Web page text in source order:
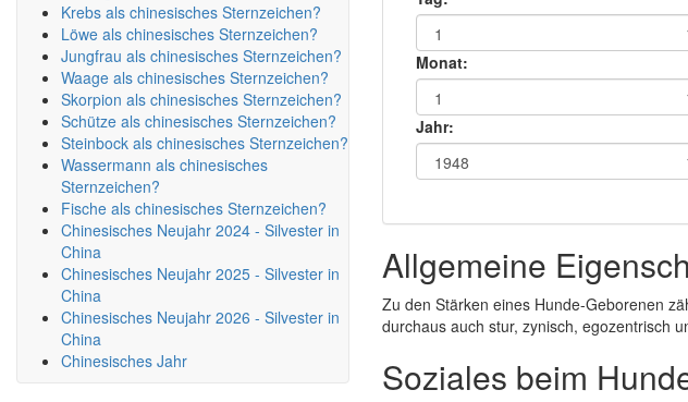
Krebs als chinesisches Sternzeichen?
Löwe als chinesisches Sternzeichen?
Jungfrau als chinesisches Sternzeichen?
Waage als chinesisches Sternzeichen?
Skorpion als chinesisches Sternzeichen?
Schütze als chinesisches Sternzeichen?
Steinbock als chinesisches Sternzeichen?
Wassermann als chinesisches
Sternzeichen?
Fische als chinesisches Sternzeichen?
Chinesisches Neujahr 2024 - Silvester in
China
Chinesisches Neujahr 2025 - Silvester in
China
Chinesisches Neujahr 2026 - Silvester in
China
Chinesisches Jahr
Monat:
Jahr:
Allgemeine
Zu den Stärken eines Hunde-Geborenen
durchaus auch stur, zynisch, egozentrisch
Soziales beim